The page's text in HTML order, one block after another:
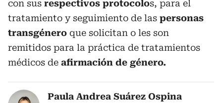
con sus respectivos protocolos, para el
tratamiento y seguimiento de las personas
transgénero que solicitan o les son
remitidos para la práctica de tratamientos
médicos de afirmación de género.
Paula Andrea Suárez Ospina